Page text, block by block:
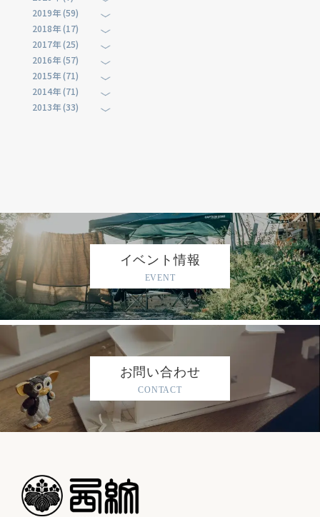
2019年 (59)
2018年 (17)
2017年 (25)
2016年 (57)
2015年 (71)
2014年 (71)
2013年 (33)
イベント情報
EVENT
お問い合わせ
CONTACT